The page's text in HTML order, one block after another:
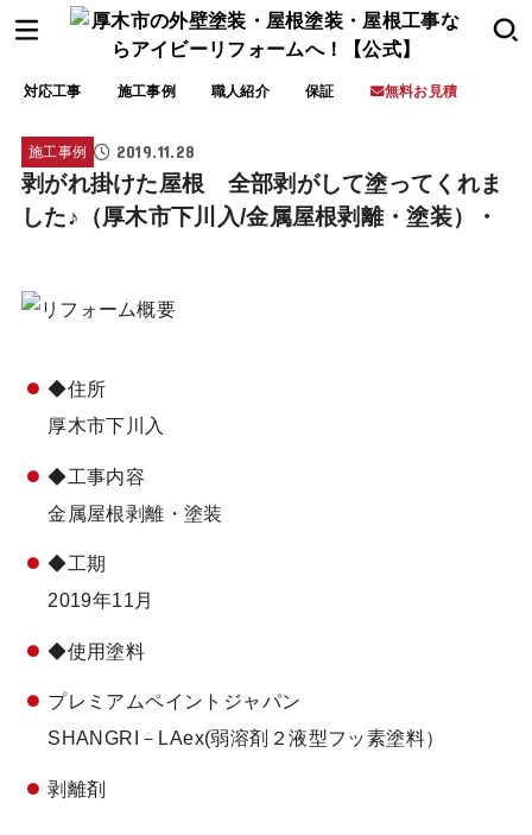
対応工事 施工事例 職人紹介 保証 無料お見積
施工事例 2019.11.28
剥がれ掛けた屋根 全部剥がして塗ってくれま
した♪（厚木市下川入/金属屋根剥離・塗装）・
◆住所
厚木市下川入
◆工事内容
金属屋根剥離・塗装
◆工期
2019年11月
◆使用塗料
プレミアムペイントジャパン
SHANGRI－LAex(弱溶剤２液型フッ素塗料）
剥離剤